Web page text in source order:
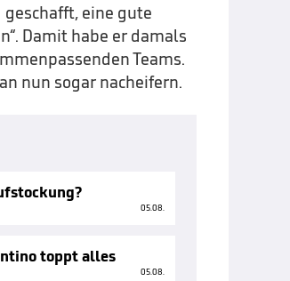
geschafft, eine gute
Damit habe er damals
Teams.
nun sogar nacheifern.
05.08.
toppt alles
05.08.